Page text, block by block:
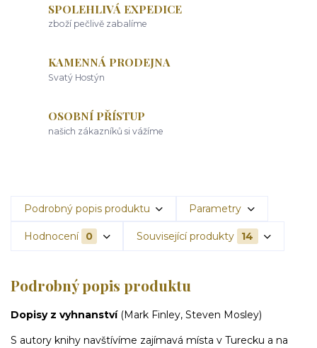
SPOLEHLIVÁ EXPEDICE
zboží pečlivě zabalíme
KAMENNÁ PRODEJNA
Svatý Hostýn
OSOBNÍ PŘÍSTUP
našich zákazníků si vážíme
Podrobný popis produktu Parametry
Hodnocení 0 Související produkty 14
Podrobný popis produktu
Dopisy z vyhnanství (Mark Finley, Steven Mosley)
S autory knihy navštívíme zajímavá místa v Turecku a na